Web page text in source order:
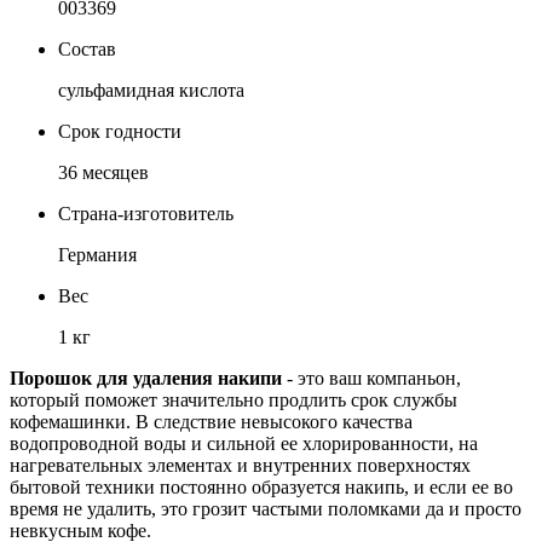
003369
Состав
сульфамидная кислота
Срок годности
36 месяцев
Страна-изготовитель
Германия
Вес
1 кг
Порошок для удаления накипи - это ваш компаньон,
который поможет значительно продлить срок службы
кофемашинки. В следствие невысокого качества
водопроводной воды и сильной ее хлорированности, на
нагревательных элементах и внутренних поверхностях
бытовой техники постоянно образуется накипь, и если ее во
время не удалить, это грозит частыми поломками да и просто
невкусным кофе.